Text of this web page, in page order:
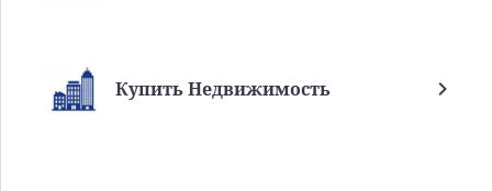
Купить Недвижимость